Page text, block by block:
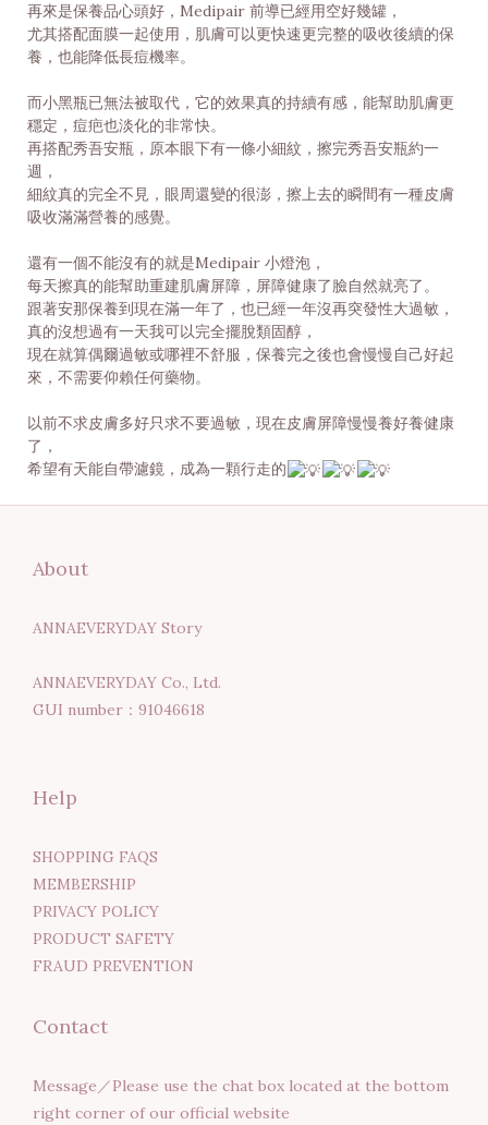
再來是保養品心頭好，Medipair 前導已經用空好幾罐，
尤其搭配面膜一起使用，肌膚可以更快速更完整的吸收後續的保
養， 也能降低長痘機率。
而小黑瓶已無法被取代，它的效果真的持續有感，能幫助肌膚更
穩定，痘疤也淡化的非常快。
再搭配秀吾安瓶，原本眼下有一條小細紋，擦完秀吾安瓶約一
週，
細紋真的完全不見，眼周還變的很澎，擦上去的瞬間有一種皮膚
吸收滿滿營養的感覺。
還有一個不能沒有的就是Medipair 小燈泡，
每天擦真的能幫助重建肌膚屏障，屏障健康了臉自然就亮了。
跟著安那保養到現在滿一年了，也已經一年沒再突發性大過敏，
真的沒想過有一天我可以完全擺脫類固醇，
現在就算偶爾過敏或哪裡不舒服，保養完之後也會慢慢自己好起
來，不需要仰賴任何藥物。
以前不求皮膚多好只求不要過敏，現在皮膚屏障慢慢養好養健康
了，
希望有天能自帶濾鏡，成為一顆行走的
About
ANNAEVERYDAY Story
ANNAEVERYDAY Co., Ltd.
GUI number：91046618
Help
SHOPPING FAQS
MEMBERSHIP
PRIVACY POLICY
PRODUCT SAFETY
FRAUD PREVENTION
Contact
Message／Please use the chat box located at the bottom
right corner of our official website